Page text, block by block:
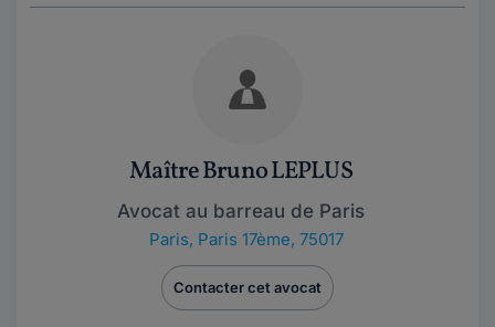
Maître Bruno LEPLUS
Avocat au barreau de Paris
Paris, Paris 17ème, 75017
Contacter cet avocat